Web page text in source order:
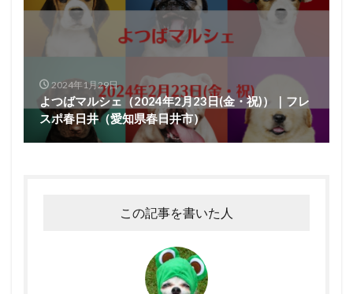
2024年1月29日
よつばマルシェ（2024年2月23日(金・祝)）｜フレ
スポ春日井（愛知県春日井市）
この記事を書いた人